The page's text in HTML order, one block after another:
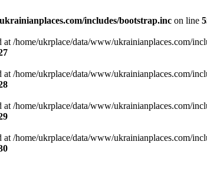
includes/bootstrap.inc on line
/home/ukrplace/data/www/ukrainianplaces.com/
/home/ukrplace/data/www/ukrainianplaces.com/
/home/ukrplace/data/www/ukrainianplaces.com/
/home/ukrplace/data/www/ukrainianplaces.com/